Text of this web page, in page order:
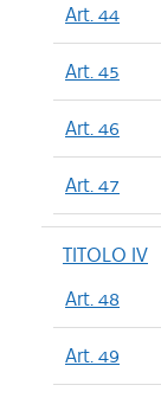
Art. 44
Art. 45
Art. 46
Art. 47
TITOLO IV
Art. 48
Art. 49